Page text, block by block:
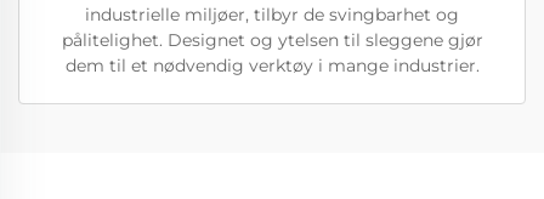
industrielle miljøer, tilbyr de svingbarhet og
pålitelighet. Designet og ytelsen til sleggene gjør
dem til et nødvendig verktøy i mange industrier.